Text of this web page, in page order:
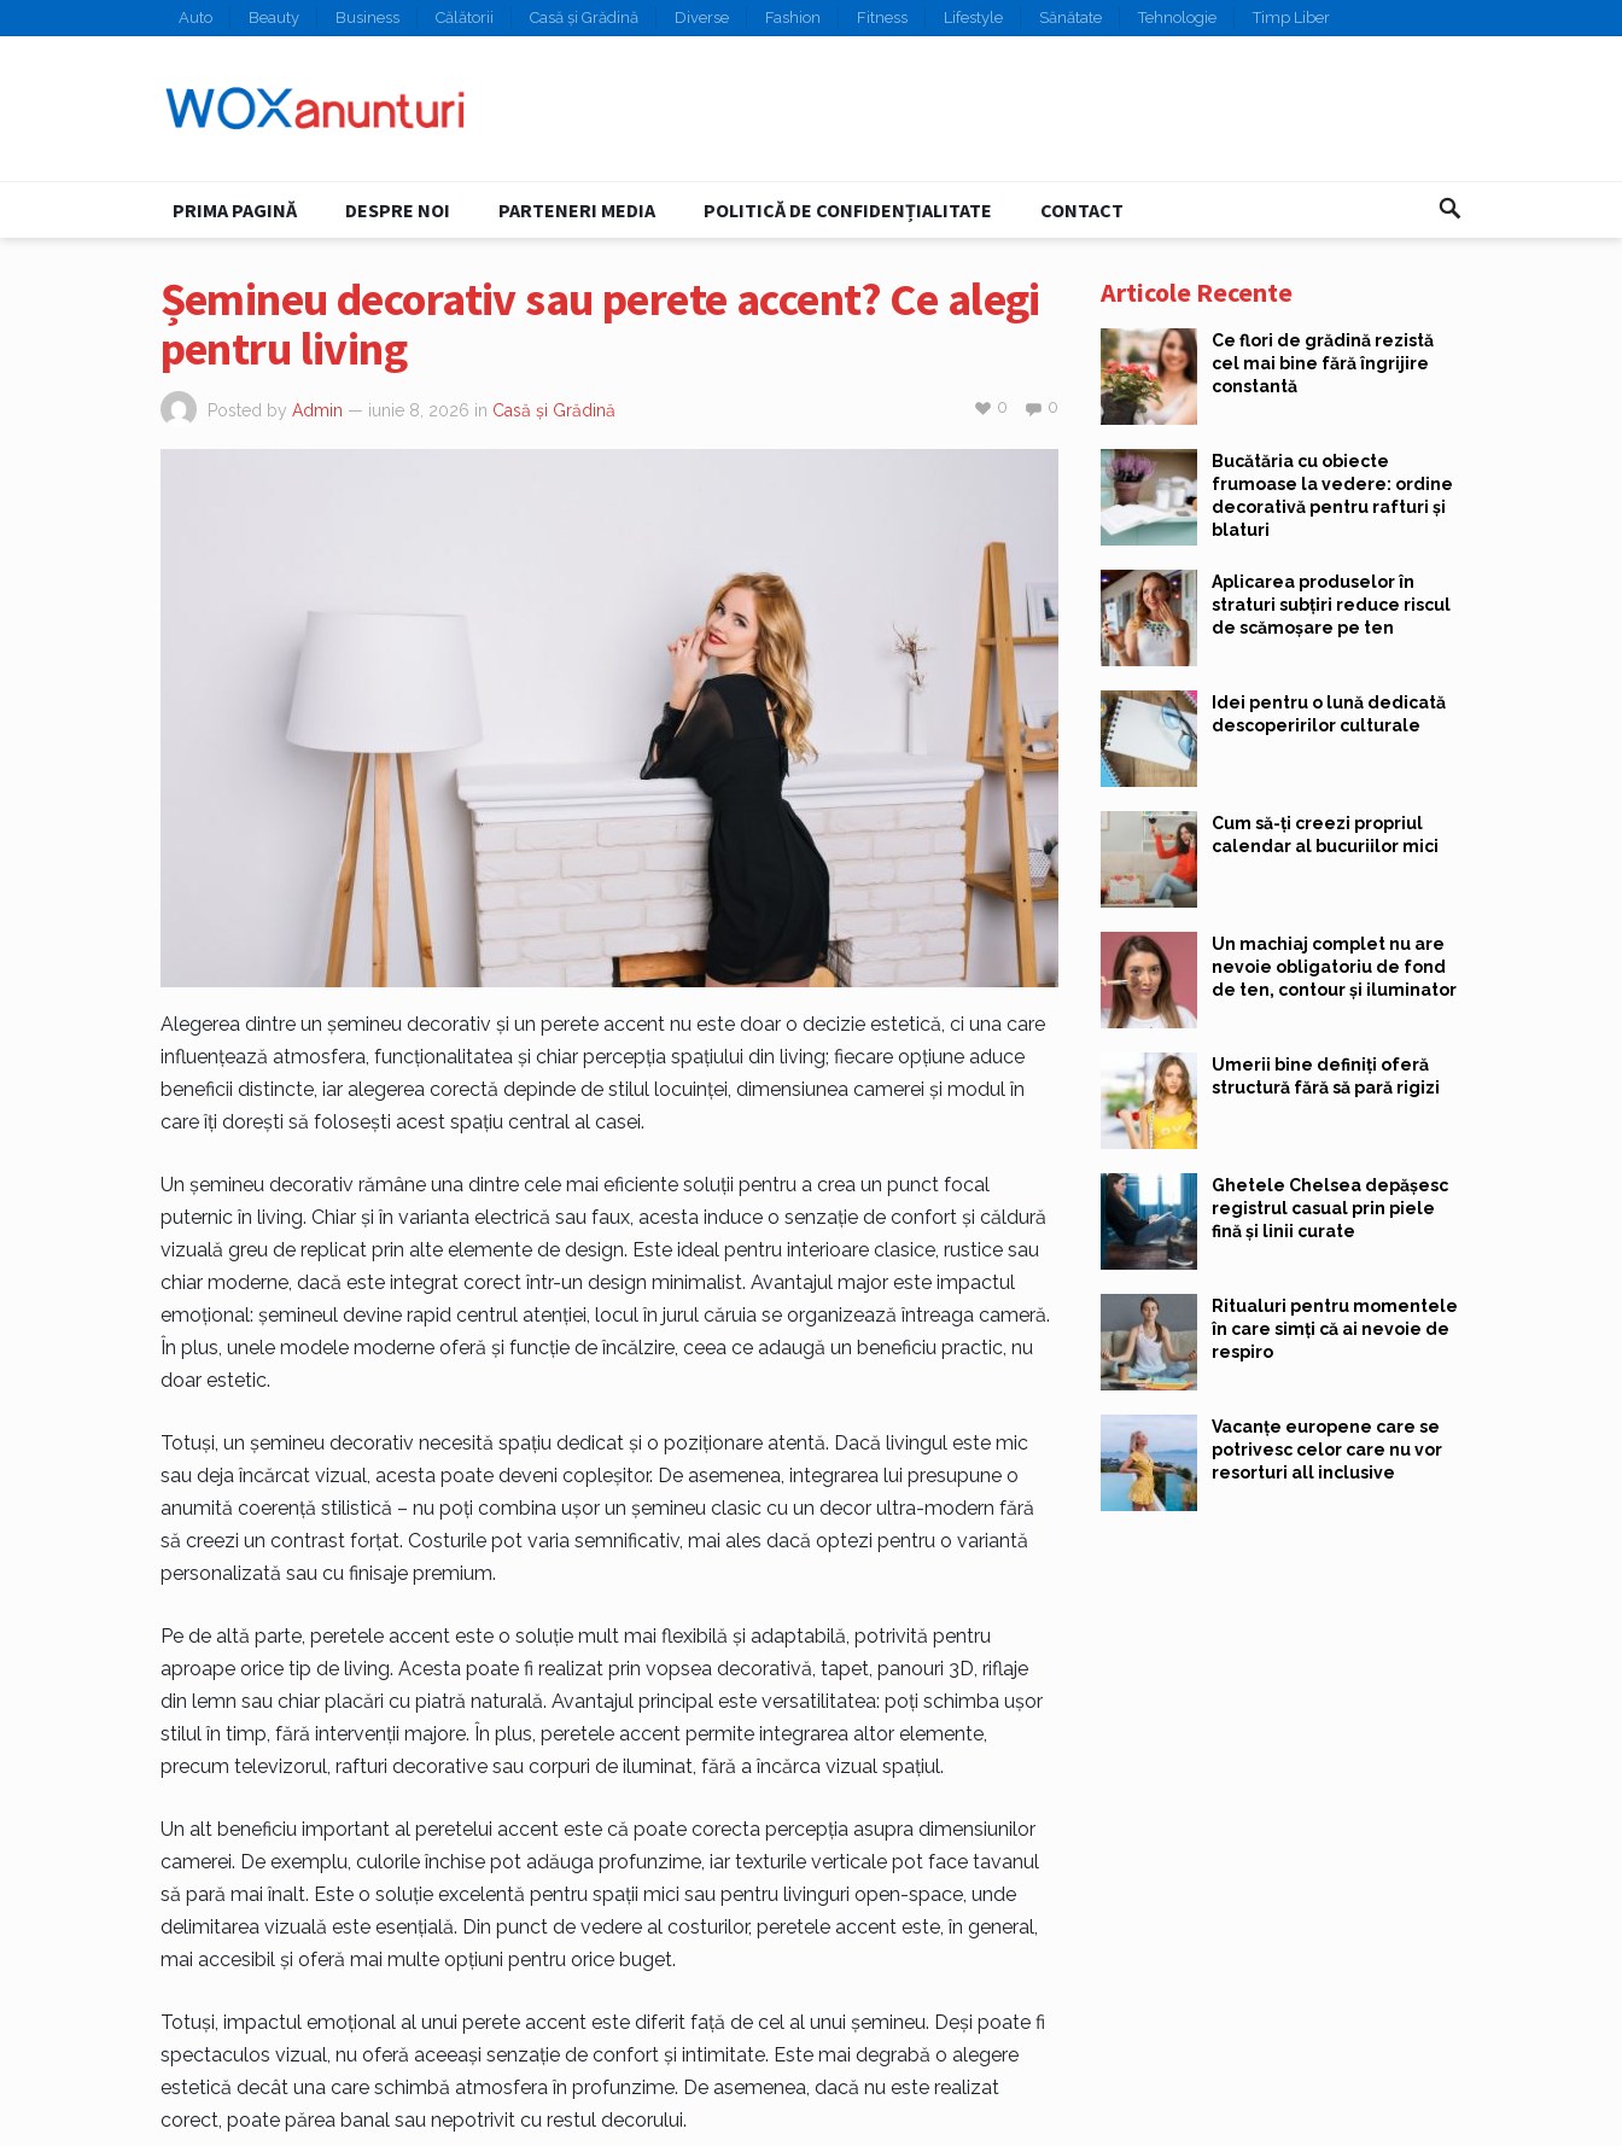
Auto Beauty Business Călătorii Casă și Grădină Diverse Fashion Fitness Lifestyle Sănătate Tehnologie Timp Liber
PRIMA PAGINĂ DESPRE NOI PARTENERI MEDIA POLITICĂ DE CONFIDENȚIALITATE CONTACT
Șemineu decorativ sau perete accent? Ce alegi
pentru living
Posted by Admin — iunie 8, 2026 in Casă și Grădină 0
0
Alegerea dintre un șemineu decorativ și un perete accent nu este doar o decizie estetică, ci una care
influențează atmosfera, funcționalitatea și chiar percepția spațiului din living; fiecare opțiune aduce
beneficii distincte, iar alegerea corectă depinde de stilul locuinței, dimensiunea camerei și modul în
care îți dorești să folosești acest spațiu central al casei.
Un șemineu decorativ rămâne una dintre cele mai eficiente soluții pentru a crea un punct focal
puternic în living. Chiar și în varianta electrică sau faux, acesta induce o senzație de confort și căldură
vizuală greu de replicat prin alte elemente de design. Este ideal pentru interioare clasice, rustice sau
chiar moderne, dacă este integrat corect într-un design minimalist. Avantajul major este impactul
emoțional: șemineul devine rapid centrul atenției, locul în jurul căruia se organizează întreaga cameră.
În plus, unele modele moderne oferă și funcție de încălzire, ceea ce adaugă un beneficiu practic, nu
doar estetic.
Totuși, un șemineu decorativ necesită spațiu dedicat și o poziționare atentă. Dacă livingul este mic
sau deja încărcat vizual, acesta poate deveni copleșitor. De asemenea, integrarea lui presupune o
anumită coerență stilistică – nu poți combina ușor un șemineu clasic cu un decor ultra-modern fără
să creezi un contrast forțat. Costurile pot varia semnificativ, mai ales dacă optezi pentru o variantă
personalizată sau cu finisaje premium.
Pe de altă parte, peretele accent este o soluție mult mai flexibilă și adaptabilă, potrivită pentru
aproape orice tip de living. Acesta poate fi realizat prin vopsea decorativă, tapet, panouri 3D, riflaje
din lemn sau chiar placări cu piatră naturală. Avantajul principal este versatilitatea: poți schimba ușor
stilul în timp, fără intervenții majore. În plus, peretele accent permite integrarea altor elemente,
precum televizorul, rafturi decorative sau corpuri de iluminat, fără a încărca vizual spațiul.
Un alt beneficiu important al peretelui accent este că poate corecta percepția asupra dimensiunilor
camerei. De exemplu, culorile închise pot adăuga profunzime, iar texturile verticale pot face tavanul
să pară mai înalt. Este o soluție excelentă pentru spații mici sau pentru livinguri open-space, unde
delimitarea vizuală este esențială. Din punct de vedere al costurilor, peretele accent este, în general,
mai accesibil și oferă mai multe opțiuni pentru orice buget.
Totuși, impactul emoțional al unui perete accent este diferit față de cel al unui șemineu. Deși poate fi
spectaculos vizual, nu oferă aceeași senzație de confort și intimitate. Este mai degrabă o alegere
estetică decât una care schimbă atmosfera în profunzime. De asemenea, dacă nu este realizat
corect, poate părea banal sau nepotrivit cu restul decorului.
Articole Recente
Ce flori de grădină rezistă
cel mai bine fără îngrijire
constantă
Bucătăria cu obiecte
frumoase la vedere: ordine
decorativă pentru rafturi și
blaturi
Aplicarea produselor în
straturi subțiri reduce riscul
de scămoșare pe ten
Idei pentru o lună dedicată
descoperirilor culturale
Cum să-ți creezi propriul
calendar al bucuriilor mici
Un machiaj complet nu are
nevoie obligatoriu de fond
de ten, contour și iluminator
Umerii bine definiți oferă
structură fără să pară rigizi
Ghetele Chelsea depășesc
registrul casual prin piele
fină și linii curate
Ritualuri pentru momentele
în care simți că ai nevoie de
respiro
Vacanțe europene care se
potrivesc celor care nu vor
resorturi all inclusive